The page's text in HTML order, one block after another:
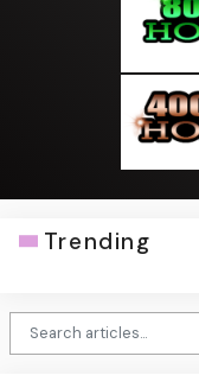
Trending